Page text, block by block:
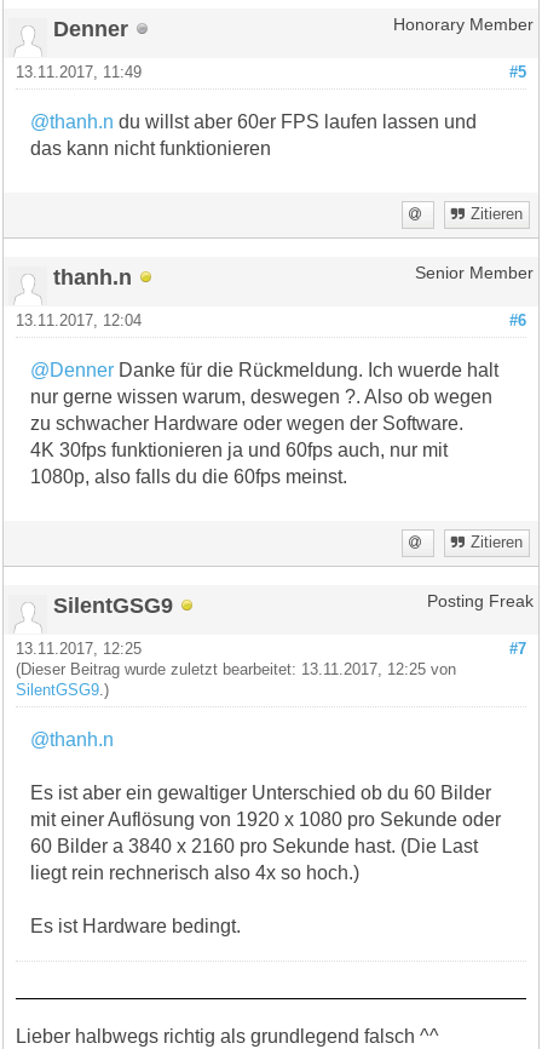
Denner Honorary Member
#5
13.11.2017, 11:49
@thanh.n du willst aber 60er FPS laufen lassen und
das kann nicht funktionieren
Zitieren
thanh.n Senior Member
#6
13.11.2017, 12:04
@Denner Danke für die Rückmeldung. Ich wuerde halt
nur gerne wissen warum, deswegen ?. Also ob wegen
zu schwacher Hardware oder wegen der Software.
4K 30fps funktionieren ja und 60fps auch, nur mit
1080p, also falls du die 60fps meinst.
Zitieren
SilentGSG9 Posting Freak
#7
13.11.2017, 12:25
(Dieser Beitrag wurde zuletzt bearbeitet: 13.11.2017, 12:25 von
SilentGSG9 .)
@thanh.n
Es ist aber ein gewaltiger Unterschied ob du 60 Bilder
mit einer Auflösung von 1920 x 1080 pro Sekunde oder
60 Bilder a 3840 x 2160 pro Sekunde hast. (Die Last
liegt rein rechnerisch also 4x so hoch.)
Es ist Hardware bedingt.
Lieber halbwegs richtig als grundlegend falsch ^^